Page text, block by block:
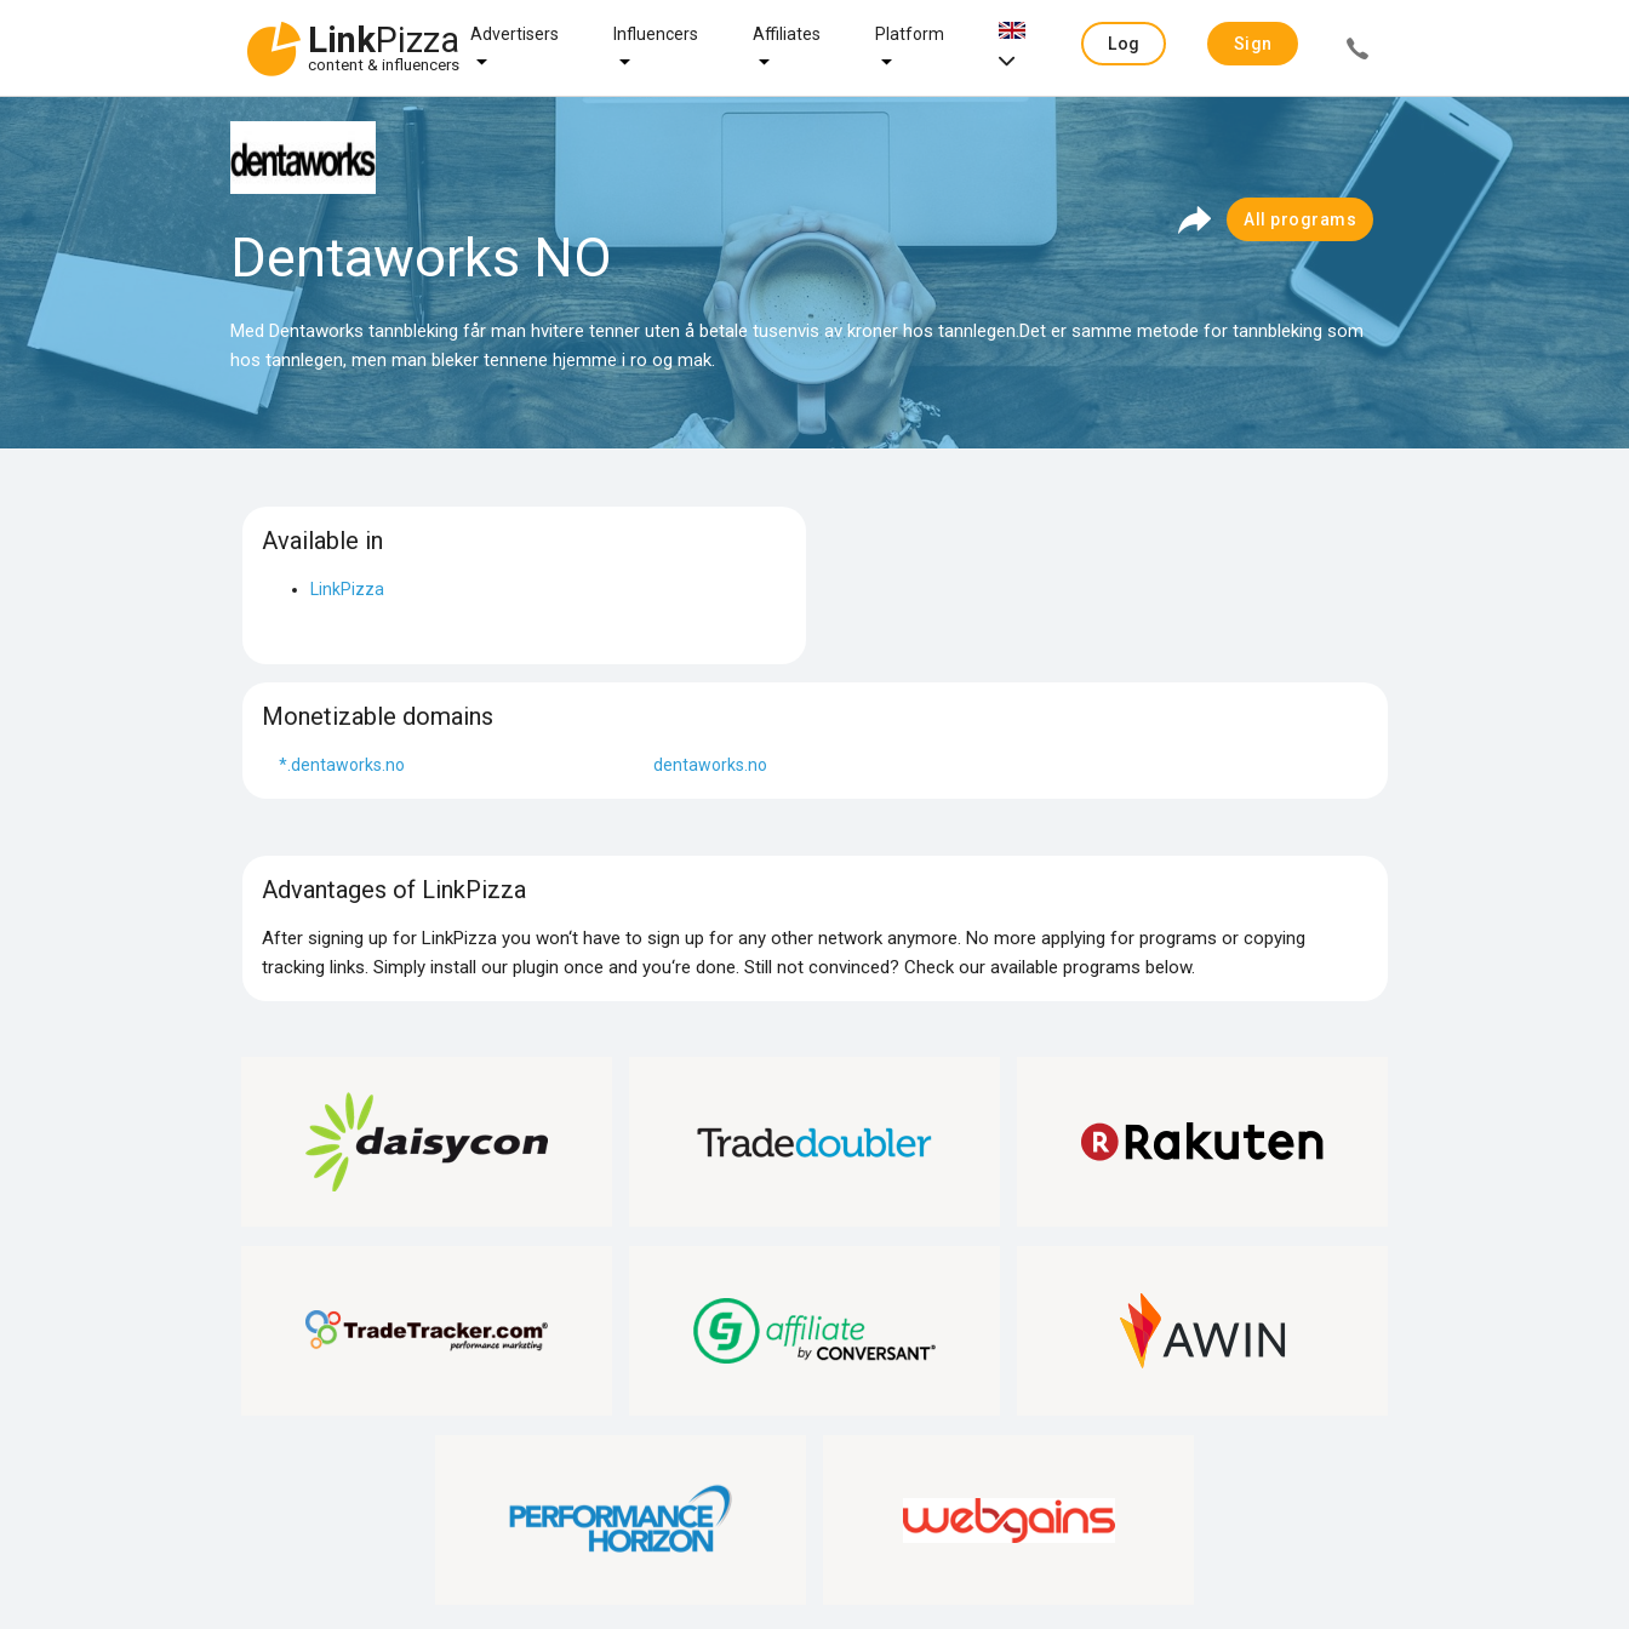
LinkPizza
content & influencers
Advertisers Influencers Affiliates Platform
Log
Sign
Dentaworks NO
All programs
Med Dentaworks tannbleking får man hvitere tenner uten å betale tusenvis av kroner hos tannlegen.Det er samme metode for tannbleking som
hos tannlegen, men man bleker tennene hjemme i ro og mak.
Available in
LinkPizza
Monetizable domains
*.dentaworks.no dentaworks.no
Advantages of LinkPizza
After signing up for LinkPizza you won‘t have to sign up for any other network anymore. No more applying for programs or copying
tracking links. Simply install our plugin once and you‘re done. Still not convinced? Check our available programs below.